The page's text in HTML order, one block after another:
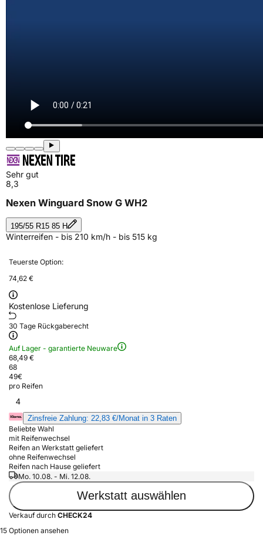
Sehr gut
8,3
Nexen Winguard Snow G WH2
195/55 R15 85 H
Winterreifen - bis 210 km/h - bis 515 kg
Teuerste Option:
74,62 €
Kostenlose Lieferung
30 Tage Rückgaberecht
Auf Lager - garantierte Neuware
68,49 €
68
49€
pro Reifen
4
Zinsfreie Zahlung: 22,83 €/Monat in 3 Raten
Beliebte Wahl
mit Reifenwechsel
Reifen an Werkstatt geliefert
ohne Reifenwechsel
Reifen nach Hause geliefert
Mo. 10.08. - Mi. 12.08.
Werkstatt auswählen
Verkauf durch CHECK24
15 Optionen ansehen